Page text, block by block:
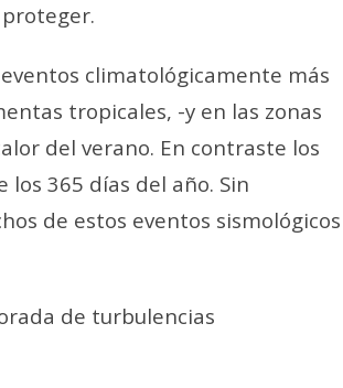
climatológicamente más
tropicales, -y en las zonas
del verano. En contraste los
365 días del año. Sin
de estos eventos sismológicos
de turbulencias